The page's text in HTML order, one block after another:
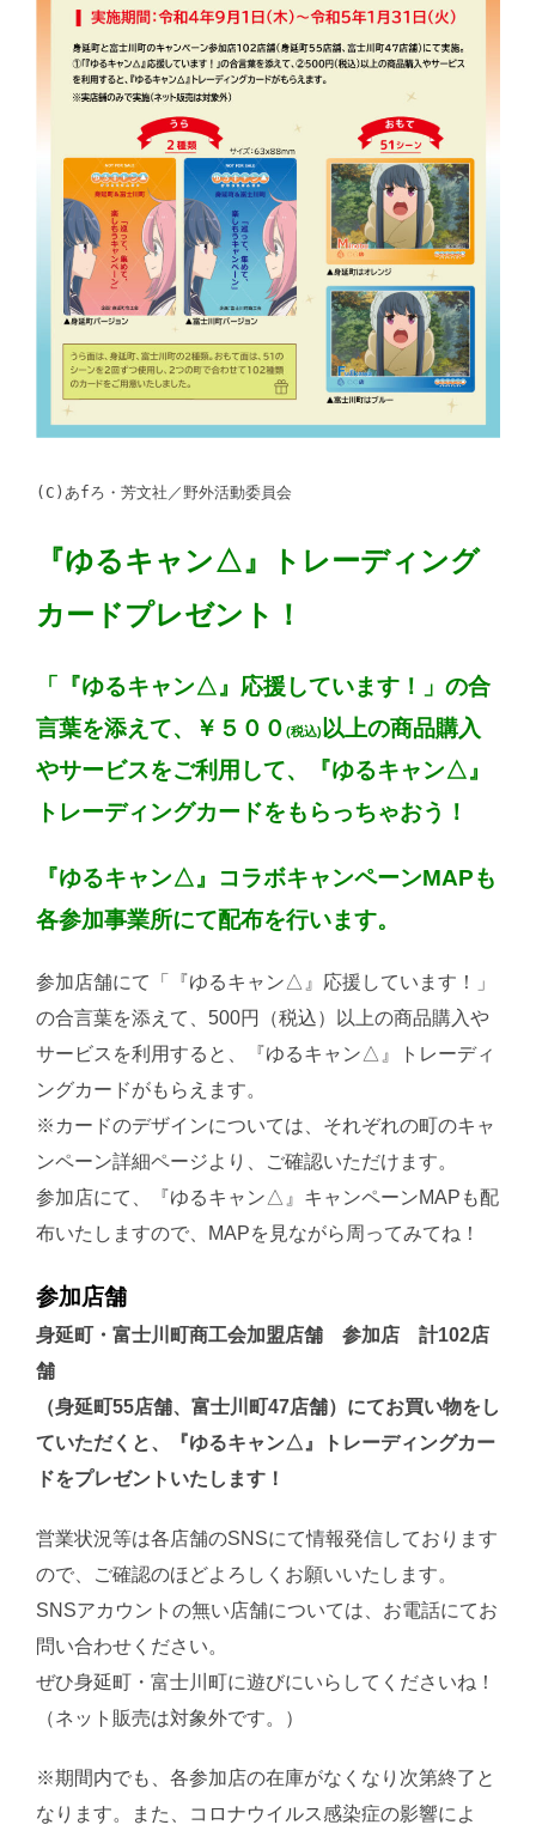
(C)あfろ・芳文社／野外活動委員会
『ゆるキャン△』トレーディング
カードプレゼント！
「『ゆるキャン△』応援しています！」の合
言葉を添えて、￥５００ (税込) 以上の商品購入
やサービスをご利用して、『ゆるキャン△』
トレーディングカードをもらっちゃおう！
『ゆるキャン△』コラボキャンペーンMAPも
各参加事業所にて配布を行います。
参加店舗にて「『ゆるキャン△』応援しています！」
の合言葉を添えて、500円（税込）以上の商品購入や
サービスを利用すると、『ゆるキャン△』トレーディ
ングカードがもらえます。
※カードのデザインについては、それぞれの町のキャ
ンペーン詳細ページより、ご確認いただけます。
参加店にて、『ゆるキャン△』キャンペーンMAPも配
布いたしますので、MAPを見ながら周ってみてね！
参加店舗
身延町・富士川町商工会加盟店舗 参加店 計102店
舗
（身延町55店舗、富士川町47店舗）にてお買い物をし
ていただくと、『ゆるキャン△』トレーディングカー
ドをプレゼントいたします！
営業状況等は各店舗のSNSにて情報発信しております
ので、ご確認のほどよろしくお願いいたします。
SNSアカウントの無い店舗については、お電話にてお
問い合わせください。
ぜひ身延町・富士川町に遊びにいらしてくださいね！
（ネット販売は対象外です。）
※期間内でも、各参加店の在庫がなくなり次第終了と
なります。また、コロナウイルス感染症の影響によ